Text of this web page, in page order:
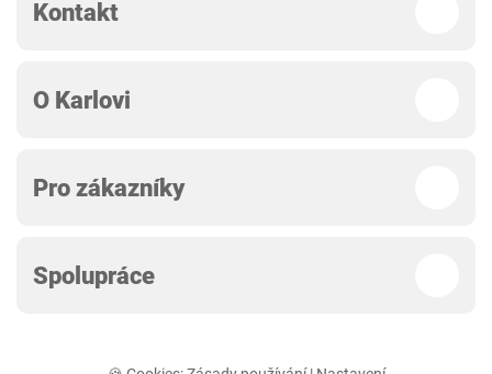
Kontakt
O Karlovi
Pro zákazníky
Spolupráce